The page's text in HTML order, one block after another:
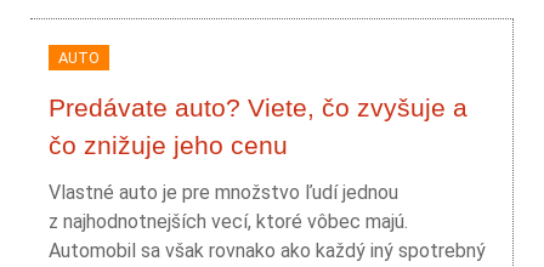
AUTO
Predávate auto? Viete, čo zvyšuje a
čo znižuje jeho cenu
Vlastné auto je pre množstvo ľudí jednou
z najhodnotnejších vecí, ktoré vôbec majú.
Automobil sa však rovnako ako každý iný spotrebný